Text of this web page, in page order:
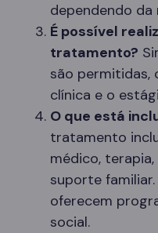
dependendo
É possível
tratamento?
são permitidas,
clínica e o
O que está
tratamento
médico,
suporte
oferecem
social.